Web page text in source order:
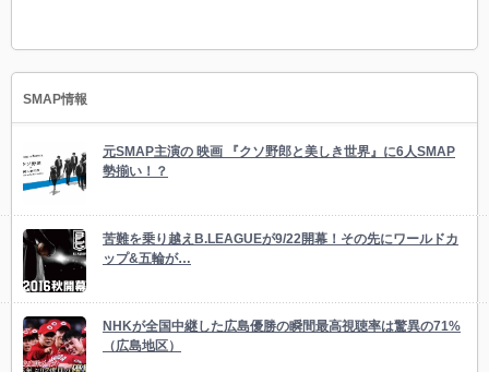
SMAP情報
元SMAP主演の 映画 『クソ野郎と美しき世界』に6人SMAP
勢揃い！？
苦難を乗り越えB.LEAGUEが9/22開幕！その先にワールドカ
ップ&五輪が…
NHKが全国中継した広島優勝の瞬間最高視聴率は驚異の71%
（広島地区）